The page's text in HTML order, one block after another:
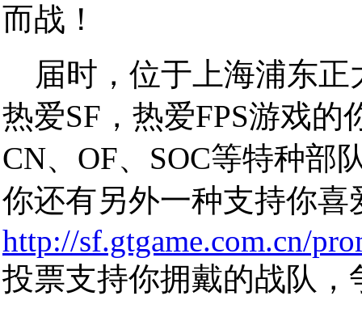
而战！
届时，位于上海浦东正
热爱SF，热爱FPS游戏
CN、OF、SOC等特种部
你还有另外一种支持你
http://sf.gtgame.com.cn/
投票支持你拥戴的战队，